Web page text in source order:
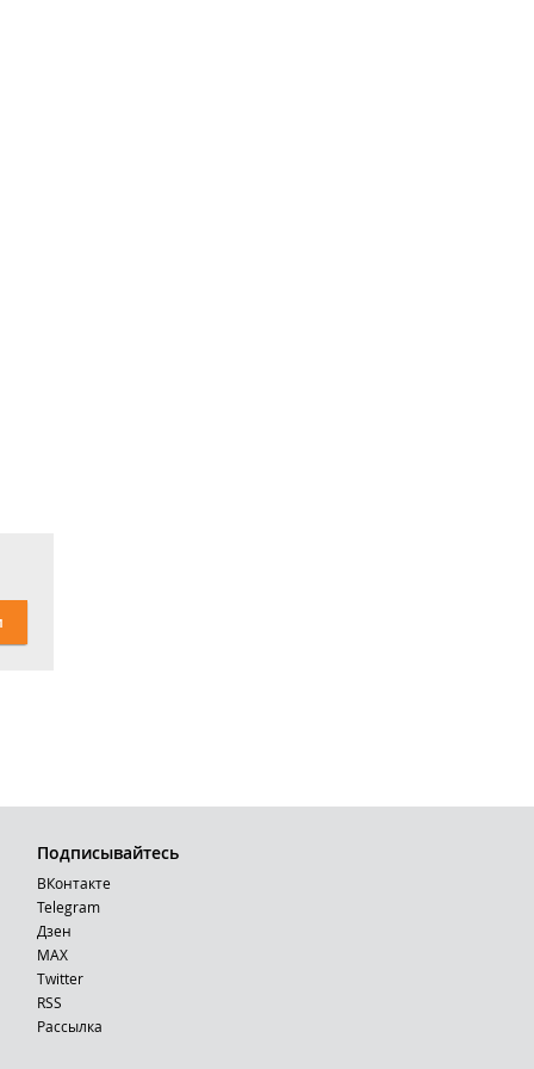
Подписывайтесь
ВКонтакте
Telegram
Дзен
MAX
Тwitter
RSS
Рассылка